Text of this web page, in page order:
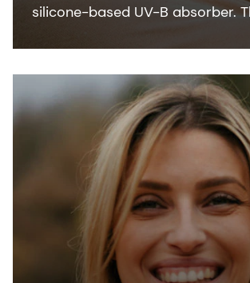
silicone-based UV-B absorber.
sunscreen formulation.